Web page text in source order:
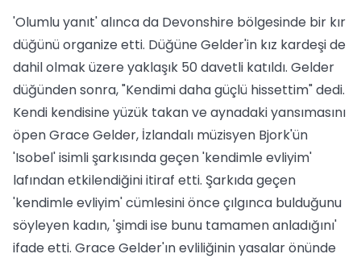
'Olumlu yanıt' alınca da Devonshire bölgesinde bir kır
düğünü organize etti. Düğüne Gelder'in kız kardeşi de
dahil olmak üzere yaklaşık 50 davetli katıldı. Gelder
düğünden sonra, "Kendimi daha güçlü hissettim" dedi.
Kendi kendisine yüzük takan ve aynadaki yansımasını
öpen Grace Gelder, İzlandalı müzisyen Bjork'ün
'Isobel' isimli şarkısında geçen 'kendimle evliyim'
lafından etkilendiğini itiraf etti. Şarkıda geçen
'kendimle evliyim' cümlesini önce çılgınca bulduğunu
söyleyen kadın, 'şimdi ise bunu tamamen anladığını'
ifade etti. Grace Gelder'ın evliliğinin yasalar önünde